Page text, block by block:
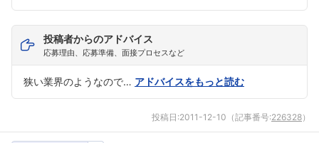
投稿者からのアドバイス
応募理由、応募準備、面接プロセスなど
狭い業界のようなので… アドバイスをもっと読む
投稿日:2011-12-10 （記事番号:226328）